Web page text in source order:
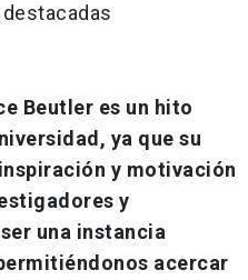
Beutler es un hito
ya que su
y motivación
y
una instancia
acercar